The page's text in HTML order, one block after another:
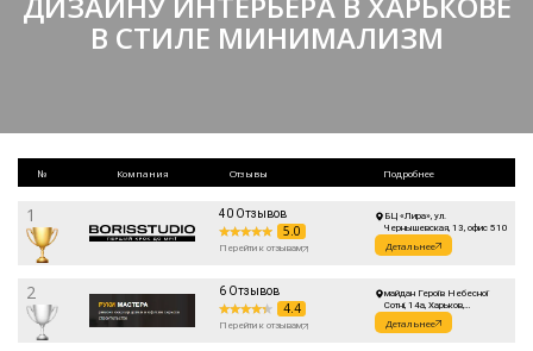
В СТИЛЕ МИНИМАЛИЗМ
№ Компания Отзывы Подробнее
1 40 Отзывов
5.0
Перейти к отзывам
БЦ «Лира», ул.
Чернышевская, 13, офис 510
Детальнее
2 6 Отзывов
4.4
Перейти к отзывам
майдан Героїв Небесної
Сотні, 14а, Харьков,
Харьковская область, Украина
Детальнее